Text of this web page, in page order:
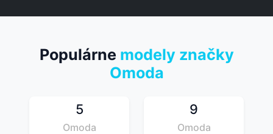
Populárne modely značky
Omoda
5
Omoda
9
Omoda